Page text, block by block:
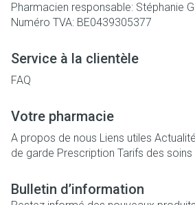
Pharmacien responsable: Stéphanie
Numéro TVA: BE0439305377
Service à la clientèle
FAQ
Votre pharmacie
A propos de nous Liens utiles
de garde Prescription Tarifs des soins
Bulletin d’information